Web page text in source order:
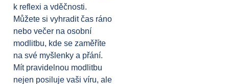
k reflexi a vděčnosti.
Můžete si vyhradit čas ráno
nebo večer na osobní
modlitbu, kde se zaměříte
na své myšlenky a přání.
Mít pravidelnou modlitbu
nejen posiluje vaši víru, ale